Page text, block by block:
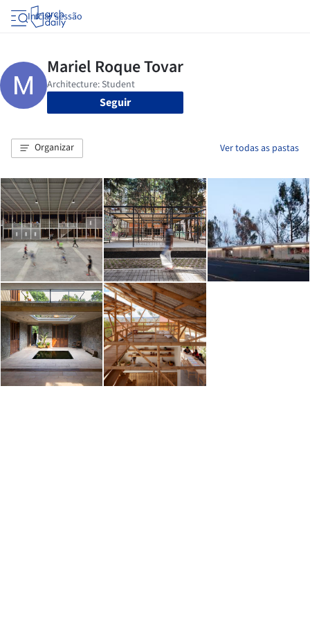
Iniciar sessão
Seguir
Organizar Ver todas as pastas